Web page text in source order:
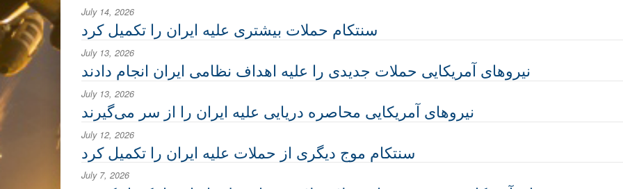
July 14, 2026
سنتکام حملات بیشتری علیه ایران را تکمیل کرد
July 13, 2026
نیروهای آمریکایی حملات جدیدی را علیه اهداف نظامی ایران انجام دادند
July 13, 2026
نیروهای آمریکایی محاصره دریایی علیه ایران را از سر می‌گیرند
July 12, 2026
سنتکام موج دیگری از حملات علیه ایران را تکمیل کرد
July 7, 2026